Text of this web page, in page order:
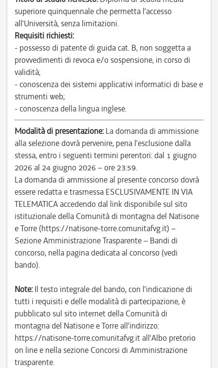
superiore quinquennale che permetta l’accesso
all’Università, senza limitazioni.
Requisiti richiesti:
- possesso di patente di guida cat. B, non soggetta a
provvedimenti di revoca e/o sospensione, in corso di
validità;
- conoscenza dei sistemi applicativi informatici di base e
strumenti web;
- conoscenza della lingua inglese.
Modalità di presentazione: La domanda di ammissione
alla selezione dovrà pervenire, pena l’esclusione dalla
stessa, entro i seguenti termini perentori: dal 1 giugno
2026 al 24 giugno 2026 – ore 23:59.
La domanda di ammissione al presente concorso dovrà
essere redatta e trasmessa ESCLUSIVAMENTE IN VIA
TELEMATICA accedendo dal link disponibile sul sito
istituzionale della Comunità di montagna del Natisone
e Torre (https://natisone-torre.comunitafvg.it) –
Sezione Amministrazione Trasparente – Bandi di
concorso, nella pagina dedicata al concorso (vedi
bando).
Note: Il testo integrale del bando, con l’indicazione di
tutti i requisiti e delle modalità di partecipazione, è
pubblicato sul sito internet della Comunità di
montagna del Natisone e Torre all’indirizzo:
https://natisone-torre.comunitafvg.it all’Albo pretorio
on line e nella sezione Concorsi di Amministrazione
trasparente.